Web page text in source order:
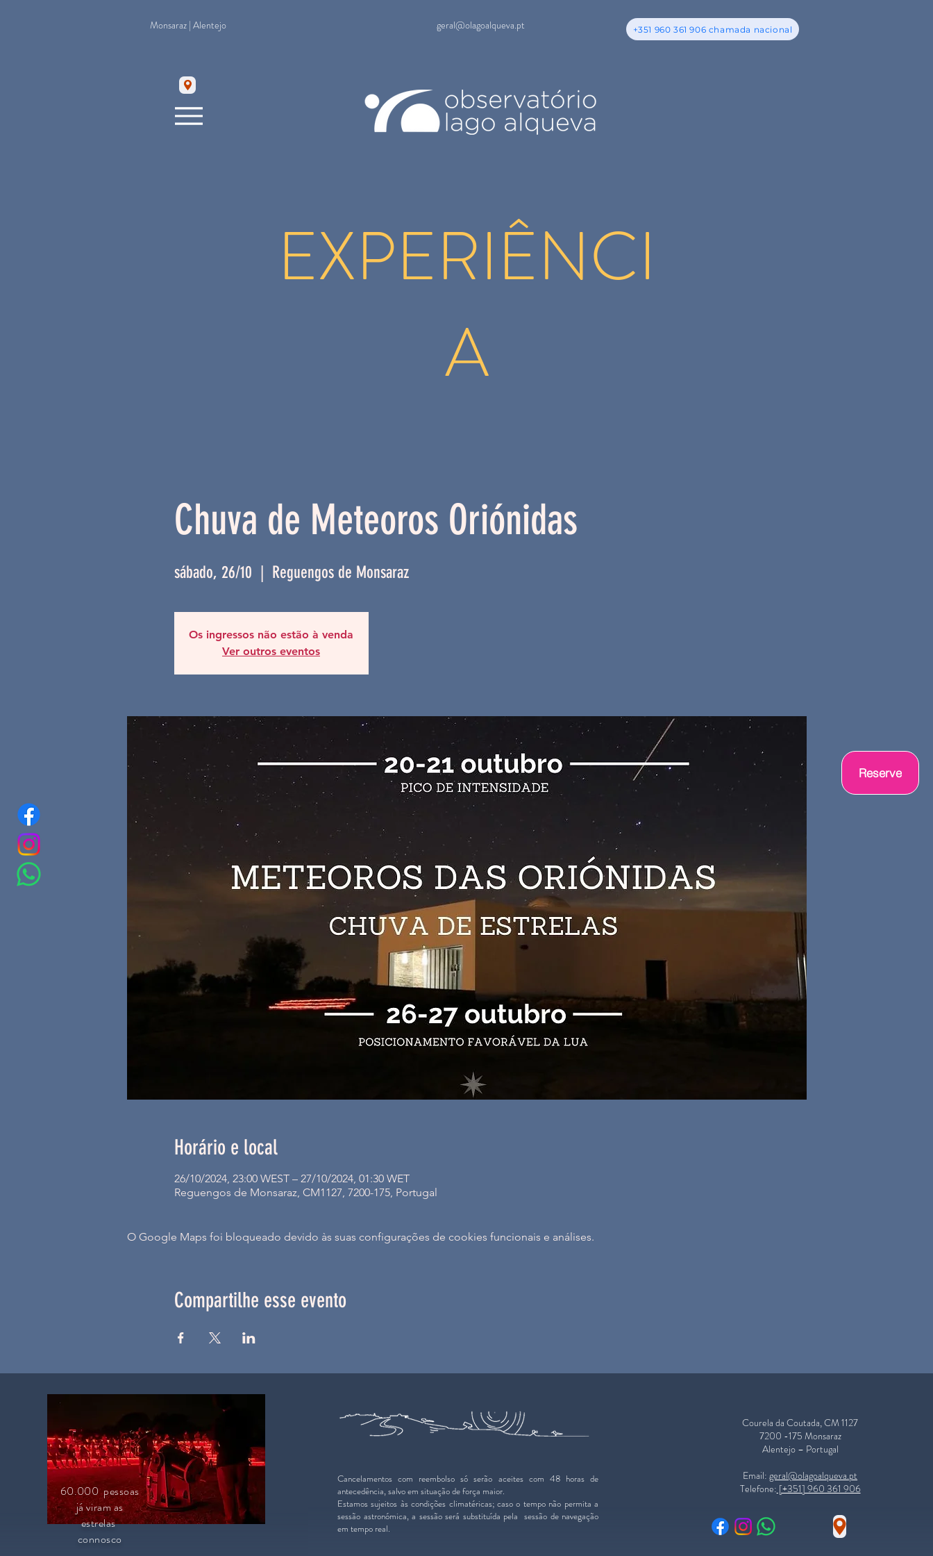
Monsaraz | Alentejo geral@olagoalqueva.pt +351 960 361 906 chamada nacional
Reserve
EXPERIÊNCI
A
Chuva de Meteoros Oriónidas
sábado, 26/10 Reguengos de Monsaraz
Os ingressos não estão à venda
Ver outros eventos
Horário e local
26/10/2024, 23:00 WEST – 27/10/2024, 01:30 WET
Reguengos de Monsaraz, CM1127, 7200-175, Portugal
O Google Maps foi bloqueado devido às suas configurações de cookies funcionais e análises.
Compartilhe esse evento
60.000 pessoas
já viram as
estrelas
connosco
Courela da Coutada, CM 1127
7200 -175 Monsaraz
Alentejo – Portugal
​Email:geral@olagoalqueva.pt
Telefone: [+351] 960 361 906
Cancelamentos com reembolso só serão aceites com 48 horas de
antecedência, salvo em situação de força maior.
Estamos sujeitos às condições climatéricas; caso o tempo não permita a
sessão astronómica, a sessão será substituída pela sessão de navegação
em tempo real.